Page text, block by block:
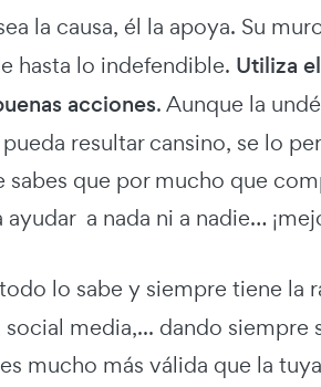
la causa, él la apoya. Su
hasta lo indefendible. Utiliza
acciones. Aunque la
resultar cansino, se lo
sabes que por mucho que
a nada ni a nadie…
lo sabe y siempre tiene la
media,... dando
mucho más válida que la